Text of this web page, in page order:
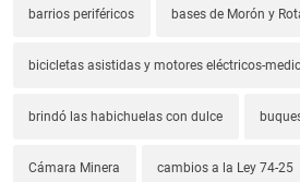
barrios periféricos bases de Morón y
bicicletas asistidas y motores eléctricos-
brindó las habichuelas con dulce
Cámara Minera cambios a la Ley 74-25